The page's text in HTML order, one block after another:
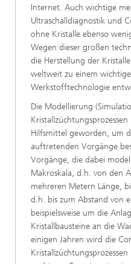
Internet. Auch wichtige
Ultraschalldiagnostik und
ohne Kristalle ebenso
Wegen dieser großen
die Herstellung der
weltweit zu einem
Werkstofftechnologie
Die Modellierung
Hilfsmittel geworden, um
auftretenden Vorgänge
Vorgänge, die dabei
Makroskala, d.h. von den
mehreren Metern Länge,
d.h. bis zum Abstand von
beispielsweise um die
Kristallbausteine an die
einigen Jahren wird die